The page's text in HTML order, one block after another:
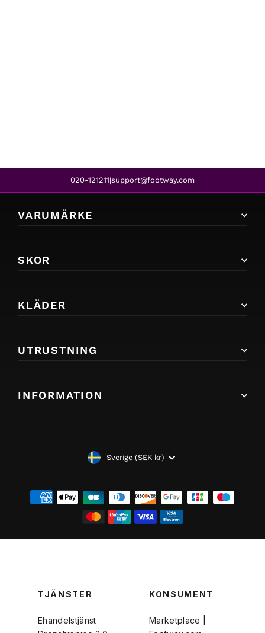
020-121211|support@footway.com
VARUMÄRKE
SKOR
KLÄDER
UTRUSTNING
INFORMATION
VALUTASverige (SEK kr)
TJÄNSTER
Ehandelstjänst
KONSUMENT
Marketplace |